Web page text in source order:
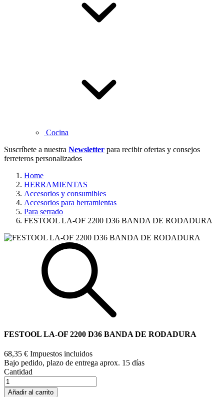
Cocina
Suscríbete a nuestra Newsletter para recibir ofertas y consejos
ferreteros personalizados
Home
HERRAMIENTAS
Accesorios y consumibles
Accesorios para herramientas
Para serrado
FESTOOL LA-OF 2200 D36 BANDA DE RODADURA
FESTOOL LA-OF 2200 D36 BANDA DE RODADURA
68,35 € Impuestos incluidos
Bajo pedido, plazo de entrega aprox. 15 días
Cantidad
Añadir al carrito